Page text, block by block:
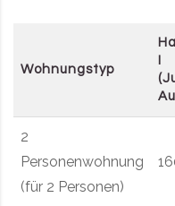
Wohnungstyp
I
2
Personenwohnung
(für 2 Personen)